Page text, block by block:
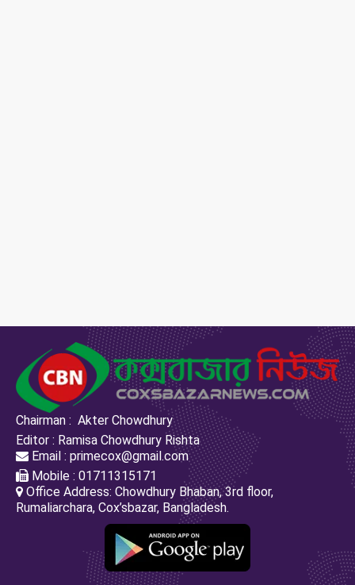
Chairman : Akter Chowdhury
Editor : Ramisa Chowdhury Rishta
Email : primecox@gmail.com
Mobile : 01711315171
Office Address: Chowdhury Bhaban, 3rd floor,
Rumaliarchara, Cox’sbazar, Bangladesh.